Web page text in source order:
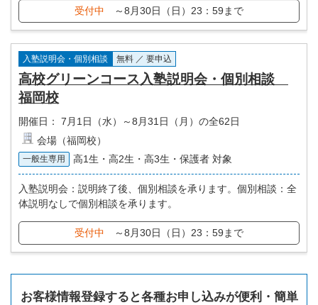
受付中 ～8月30日（日）23：59まで
入塾説明会・個別相談 無料 ／ 要申込
高校グリーンコース入塾説明会・個別相談
福岡校
開催日：
7月1日（水）～8月31日（月）の全62日
会場（福岡校）
一般生専用 高1生・高2生・高3生・保護者 対象
入塾説明会：説明終了後、個別相談を承ります。個別相談：全
体説明なしで個別相談を承ります。
受付中 ～8月30日（日）23：59まで
お客様情報登録すると各種お申し込みが便利・簡単